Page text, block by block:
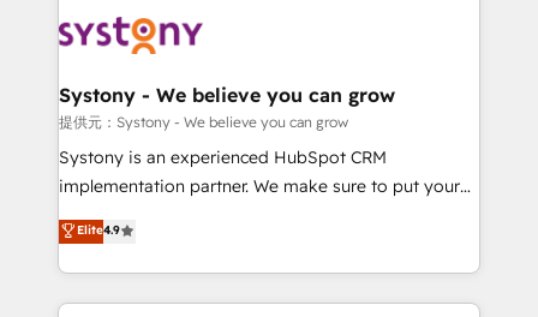
beyond spreadsheets into unified systems that
drive real business results.
Implementation & Migration Onboarding across all
Station, Freshdesk, Intercom, and more. Custom
objects, automations, and integrations built for
growth. 🚀 AI-Driven GTM Orchestration Unify
HubSpot with LinkedIn, WhatsApp, email, paid
Agent Development Deploy AI agents for
prospecting, follow-ups, service triage, and
Systony - We believe you can grow
提供元：Systony - We believe you can grow
Systony is an experienced HubSpot CRM
implementation partner. We make sure to put your
organization's needs and goals first and think along
with your organization. We are only satisfied once
you are too. Why Systony? - 20+ years of
experience with CRM, Marketing, Sales & Service
Elite4.9